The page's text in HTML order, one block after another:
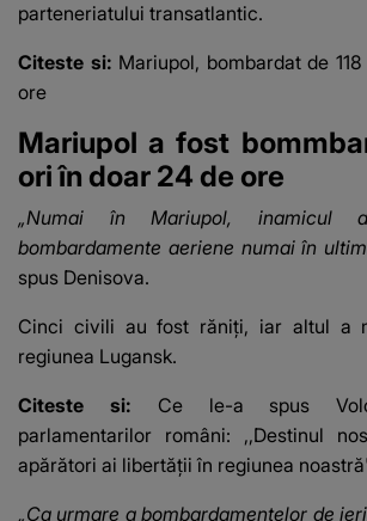
parteneriatului transatlantic.
Citeste si: Mariupol, bombardat de
ore
Mariupol a fost
ori în doar 24 de ore
„Numai în Mariupol, inamicul
bombardamente aeriene numai în
spus Denisova.
Cinci civili au fost răniți, iar altul a
regiunea Lugansk.
Citeste si: Ce le-a spus
parlamentarilor români: ,,Destinul
apărători ai libertăţii în regiunea
„Ca urmare a bombardamentelor de